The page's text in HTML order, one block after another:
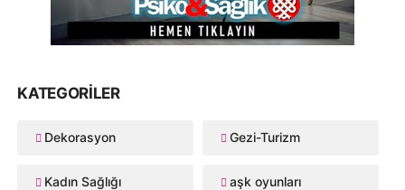
KATEGORILER
Dekorasyon Gezi-Turizm
Kadın Sağlığı aşk oyunları